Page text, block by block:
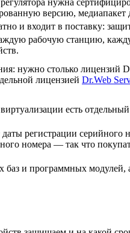
версию, медиапакет
и входит в поставку:
рабочую станцию,
нужно столько лицензий
лицензией Dr.Web
есть
регистрации серийного
номера — так что
и программных модулей,